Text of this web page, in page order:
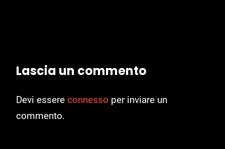
Lascia un commento
Devi essere connesso per inviare un
commento.